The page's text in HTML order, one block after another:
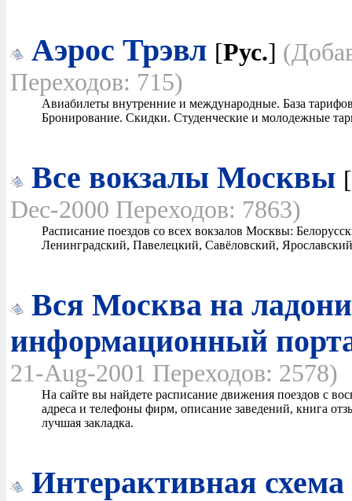
Аэрос Трэвл [Рус.]
Переходов: 715)
Авиабилеты внутренние и международные. База
Бронирование. Скидки. Студенческие и молодежные
Все вокзалы Москвы [
Dec-2000 Переходов: 7863)
Расписание поездов со всех вокзалов Москвы:
Ленинградский, Павелецкий, Савёловский,
Вся Москва на
информационный
21-Aug-2001 Переходов: 2578)
На сайте вы найдете расписание движения поездов с
адреса и телефоны фирм, описание заведений, книга
лучшая закладка.
Интерактивная схема